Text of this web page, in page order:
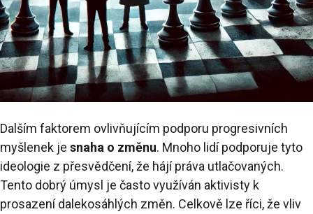
Dalším faktorem ovlivňujícím podporu progresivních
myšlenek je snaha o změnu. Mnoho lidí podporuje tyto
ideologie z přesvědčení, že hájí práva utlačovaných.
Tento dobrý úmysl je často využíván aktivisty k
prosazení dalekosáhlých změn. Celkově lze říci, že vliv